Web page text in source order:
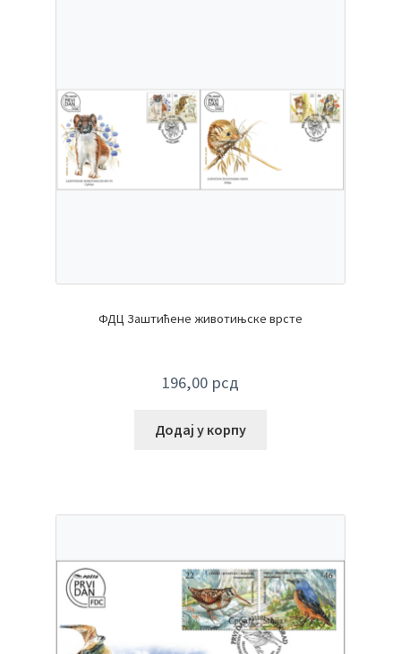
ФДЦ Заштићене животињске врсте
196,00 рсд
Додај у корпу